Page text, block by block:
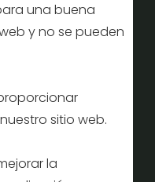
una buena
y no se pueden
sitio web.
la